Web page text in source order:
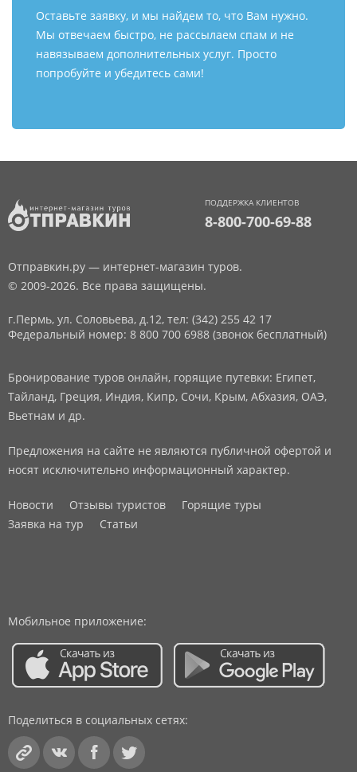
Оставьте заявку, и мы найдем то, что Вам нужно.
Мы отвечаем быстро, не рассылаем спам и не
навязываем дополнительных услуг. Просто
попробуйте и убедитесь сами!
ПОДДЕРЖКА КЛИЕНТОВ
8-800-700-69-88
Отправкин.ру — интернет-магазин туров.
© 2009-2026. Все права защищены.
г.Пермь, ул. Соловьева, д.12, тел: (342) 255 42 17
Федеральный номер: 8 800 700 6988 (звонок бесплатный)
Бронирование туров онлайн, горящие путевки: Египет,
Тайланд, Греция, Индия, Кипр, Сочи, Крым, Абхазия, ОАЭ,
Вьетнам и др.
Предложения на сайте не являются публичной офертой и
носят исключительно информационный характер.
Новости Отзывы туристов
Горящие туры
Заявка на тур
Статьи
Мобильное приложение:
Поделиться в социальных сетях: